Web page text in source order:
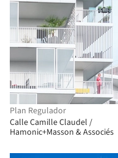
Plan Regulador
Calle Camille Claudel /
Hamonic+Masson & Associés